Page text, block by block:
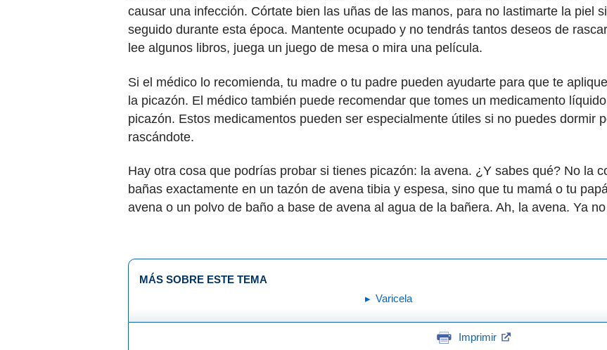
causar una infección. Córtate bien las uñas de las manos, para no lastimarte la piel
seguido durante esta época. Mantente ocupado y no tendrás tantos deseos de
lee algunos libros, juega un juego de mesa o mira una película.
Si el médico lo recomienda, tu madre o tu padre pueden ayudarte para que te
la picazón. El médico también puede recomendar que tomes un medicamento
picazón. Estos medicamentos pueden ser especialmente útiles si no puedes dormir
rascándote.
Hay otra cosa que podrías probar si tienes picazón: la avena. ¿Y sabes qué? No la
bañas exactamente en un tazón de avena tibia y espesa, sino que tu mamá o tu
avena o un polvo de baño a base de avena al agua de la bañera. Ah, la avena. Ya
MÁS SOBRE ESTE TEMA
Varicela
Imprimir